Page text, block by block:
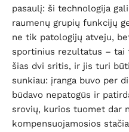
pasaulį: ši technologija
raumenų grupių funkcijų
ne tik patologijų atveju,
sportinius rezultatus – tai
šias dvi sritis, ir jis turi
sunkiau: įranga buvo per
būdavo nepatogūs ir
srovių, kurios tuomet dar
kompensuojamosios